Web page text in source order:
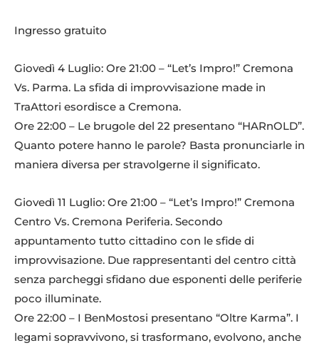
Ingresso gratuito
Giovedì 4 Luglio: Ore 21:00 – “Let’s Impro!” Cremona
Vs. Parma. La sfida di improvvisazione made in
TraAttori esordisce a Cremona.
Ore 22:00 – Le brugole del 22 presentano “HARnOLD”.
Quanto potere hanno le parole? Basta pronunciarle in
maniera diversa per stravolgerne il significato.
Giovedì 11 Luglio: Ore 21:00 – “Let’s Impro!” Cremona
Centro Vs. Cremona Periferia. Secondo
appuntamento tutto cittadino con le sfide di
improvvisazione. Due rappresentanti del centro città
senza parcheggi sfidano due esponenti delle periferie
poco illuminate.
Ore 22:00 – I BenMostosi presentano “Oltre Karma”. I
legami sopravvivono, si trasformano, evolvono, anche